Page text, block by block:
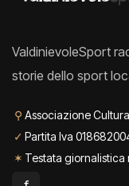
ValdinievoleSport
storie dello sport
⚲ Associazione
✓ Partita Iva
✶ Testata giornalistica